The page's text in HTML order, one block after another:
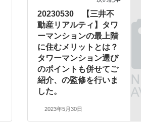
20230530 【三井不
動産リアルティ】タワ
ーマンションの最上階
に住むメリットとは？
タワーマンション選び
のポイントも併せてご
紹介、の監修を行いま
した。
2023年5月30日